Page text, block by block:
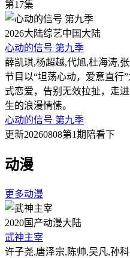
第17集
2026大陆综艺中国大陆
心动的信号 第九季
薛凯琪,杨超越,代旭,杜海涛,
节目以“坦荡心动，爱意直行
式恋爱，告别无效拉扯，走
生的浪漫情愫。
心动的信号 第九季
更新20260808第1期陪看下
动漫
更多动漫
2020国产动漫大陆
武神主宰
许子尧,唐泽宗,陈帅,吴凡,孙科